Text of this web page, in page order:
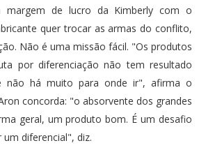
margem de lucro da Kimberly com o
quer trocar as armas do conflito,
Não é uma missão fácil. "Os produtos
por diferenciação não tem resultado
não há muito para onde ir", afirma o
concorda: "o absorvente dos grandes
geral, um produto bom. É um desafio
diferencial", diz.